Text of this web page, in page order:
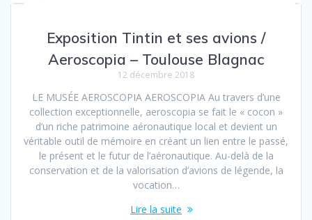
Exposition Tintin et ses avions /
Aeroscopia – Toulouse Blagnac
12 décembre 2018
LE MUSÉE AEROSCOPIA AEROSCOPIA Au travers d’une
collection exceptionnelle, aeroscopia se fait le « cocon »
d’un riche patrimoine aéronautique local et devient un
véritable outil de mémoire en créant un lien entre le passé,
le présent et le futur de l’aéronautique. Au-delà de la
conservation et de la valorisation d’avions de légende, la
vocation…
Lire la suite